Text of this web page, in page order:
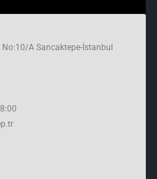
No:10/A Sancaktepe-İstanbul